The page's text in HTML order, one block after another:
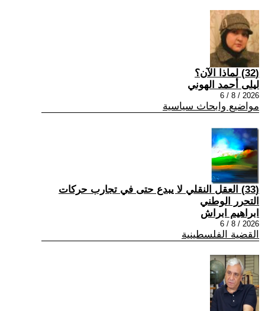
(32) لماذا الآن؟
ليلى أحمد الهوني
2026 / 8 / 6
مواضيع وابحاث سياسية
(33) العقل النقلي لا يبدع حتى في تجارب حركات
التحرر الوطني
ابراهيم ابراش
2026 / 8 / 6
القضية الفلسطينية